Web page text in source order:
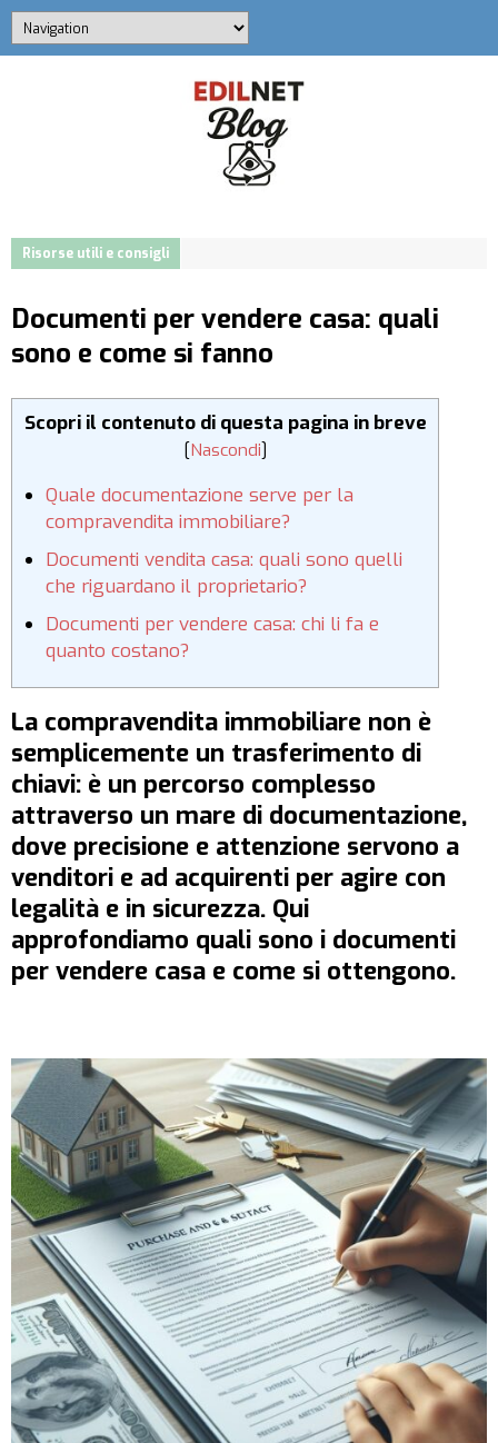
Risorse utili e consigli
Documenti per vendere casa: quali
sono e come si fanno
Scopri il contenuto di questa pagina in breve
[Nascondi]
Quale documentazione serve per la
compravendita immobiliare?
Documenti vendita casa: quali sono quelli
che riguardano il proprietario?
Documenti per vendere casa: chi li fa e
quanto costano?
La compravendita immobiliare non è
semplicemente un trasferimento di
chiavi: è un percorso complesso
attraverso un mare di documentazione,
dove precisione e attenzione servono a
venditori e ad acquirenti per agire con
legalità e in sicurezza. Qui
approfondiamo quali sono i documenti
per vendere casa e come si ottengono.